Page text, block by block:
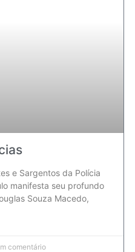
e Sargentos da Polícia
manifesta seu profundo
Souza Macedo,
comentário